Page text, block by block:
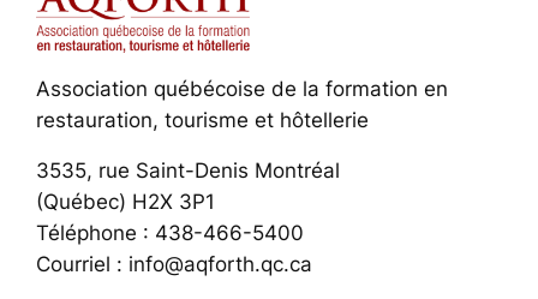
Association québécoise de la formation en
restauration, tourisme et hôtellerie
3535, rue Saint-Denis Montréal
(Québec) H2X 3P1
Téléphone : 438-466-5400
Courriel : info@aqforth.qc.ca